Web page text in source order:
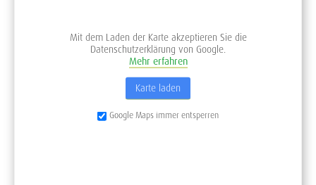
Mit dem Laden der Karte akzeptieren Sie die
Datenschutzerklärung von Google.
Mehr erfahren
Karte laden
Google Maps immer entsperren